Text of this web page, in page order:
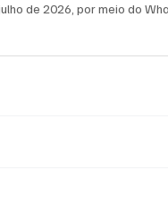
de 2026, por meio do